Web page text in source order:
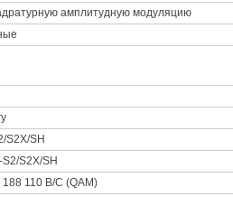
амплитудную модуляцию
S2X/SH
S2X/SH
110 B/C (QAM)